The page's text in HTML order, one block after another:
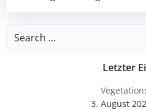
navigation
Search
Letzter
3. August